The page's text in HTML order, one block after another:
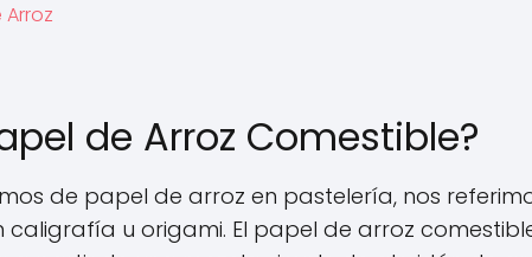
de Arroz Comestible?
de papel de arroz en pastelería, nos
u origami. El papel de arroz